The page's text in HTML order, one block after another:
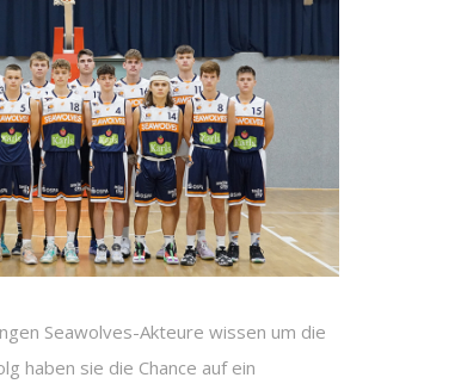
Seawolves-Akteure wissen um die
haben sie die Chance auf ein